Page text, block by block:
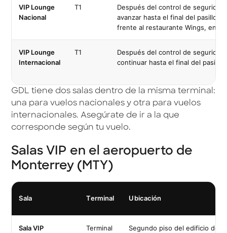
VIP Lounge
Nacional
T1
Después del control de
avanzar hasta el final del pasillo,
frente al restaurante Wings, en el
VIP Lounge
Internacional
T1
Después del control de
continuar hasta el final del pasillo.
GDL tiene dos salas dentro de la misma terminal:
una para vuelos nacionales y otra para vuelos
internacionales. Asegúrate de ir a la que
corresponde según tu vuelo.
Salas VIP en el aeropuerto de
Monterrey (MTY)
Sala Terminal Ubicación
Sala VIP
Terminal
Segundo piso del edificio de